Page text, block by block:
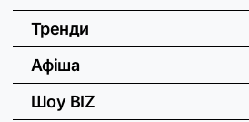
Тренди
Афіша
Шоу BIZ